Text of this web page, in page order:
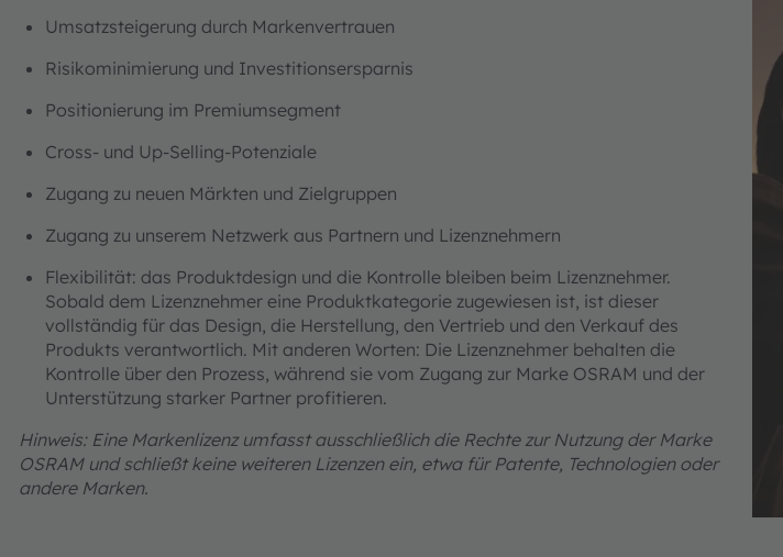
Umsatzsteigerung durch Markenvertrauen
Risikominimierung und Investitionsersparnis
Positionierung im Premiumsegment
Cross- und Up-Selling-Potenziale
Zugang zu neuen Märkten und Zielgruppen
Zugang zu unserem Netzwerk aus Partnern und Lizenznehmern
Flexibilität: das Produktdesign und die Kontrolle bleiben beim Lizenznehmer.
Sobald dem Lizenznehmer eine Produktkategorie zugewiesen ist, ist dieser
vollständig für das Design, die Herstellung, den Vertrieb und den Verkauf des
Produkts verantwortlich. Mit anderen Worten: Die Lizenznehmer behalten die
Kontrolle über den Prozess, während sie vom Zugang zur Marke OSRAM und der
Unterstützung starker Partner profitieren.
Hinweis: Eine Markenlizenz umfasst ausschließlich die Rechte zur Nutzung der Marke
OSRAM und schließt keine weiteren Lizenzen ein, etwa für Patente, Technologien oder
andere Marken.